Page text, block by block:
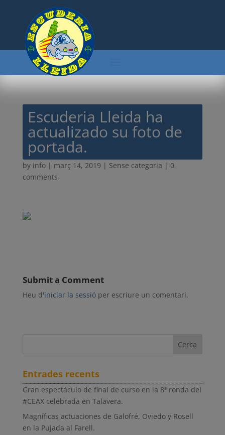
Escuderia Lleida ha
actualizado su foto de
portada.
by info| març 14, 2019 | Sense categoria | 0
comments
Submit a Comment
Heu d'iniciar la sessióper escriure un comentari.
Entrades recents
Gran espectáculo de final de curso en la 8ª ronda del
#CEAX celebrada en Talavera.
Magníficas actuaciones de Galofré, Oviedo y Rosell
en la Pujada al Farell.